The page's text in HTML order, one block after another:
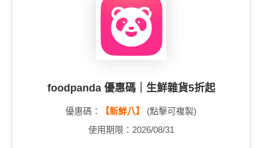
foodpanda 優惠碼｜生鮮雜貨5折起
優惠碼： 【新鮮八】
(點擊可複製)
使用期限：2026/08/31